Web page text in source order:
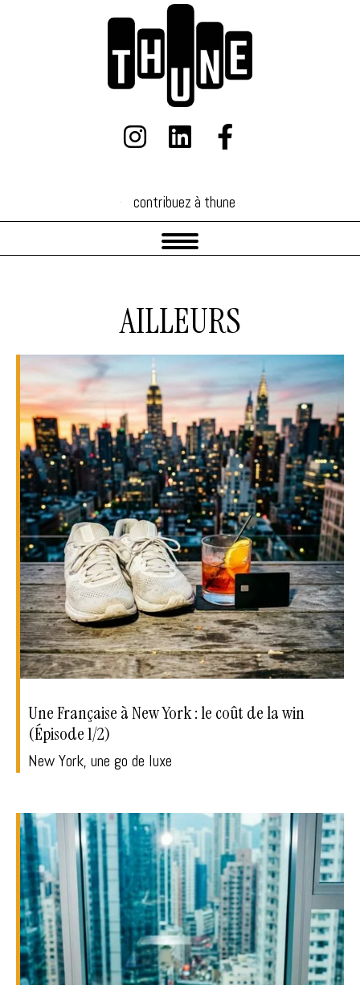
contribuez à thune
contribuez à thune
AILLEURS
Une Française à New York : le coût de la win
(Épisode 1/2)
New York, une go de luxe